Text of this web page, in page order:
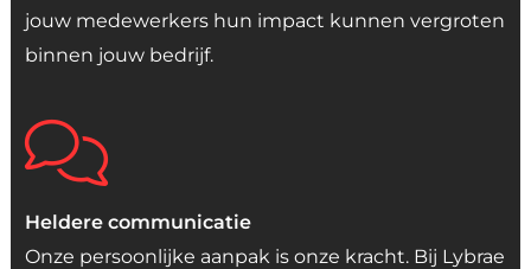
jouw medewerkers hun impact kunnen vergroten
binnen jouw bedrijf.
Heldere communicatie
Onze persoonlijke aanpak is onze kracht. Bij Lybrae